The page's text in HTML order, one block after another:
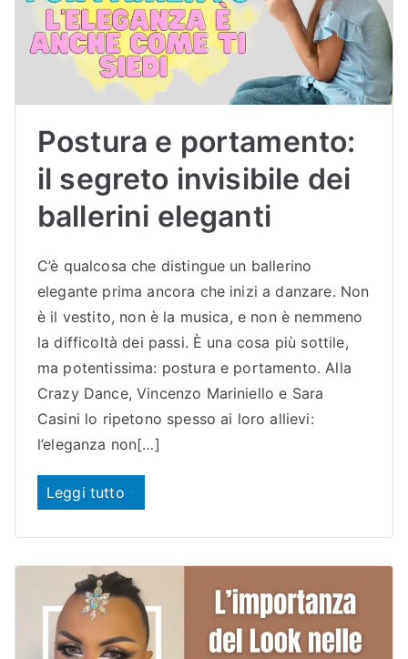
Sc
uol
a
di
Bu
dri
Postura e portamento:
il segreto invisibile dei
ballerini eleganti
C’è qualcosa che distingue un ballerino
elegante prima ancora che inizi a danzare. Non
è il vestito, non è la musica, e non è nemmeno
la difficoltà dei passi. È una cosa più sottile,
ma potentissima: postura e portamento. Alla
Crazy Dance, Vincenzo Mariniello e Sara
Casini lo ripetono spesso ai loro allievi:
l’eleganza non[…]
Leggi tutto